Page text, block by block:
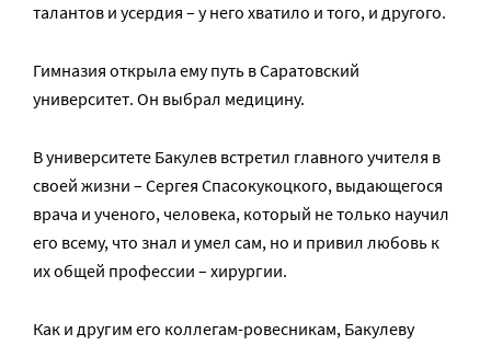
талантов и усердия – у него хватило и того, и другого.
Гимназия открыла ему путь в Саратовский
университет. Он выбрал медицину.
В университете Бакулев встретил главного учителя в
своей жизни – Сергея Спасокукоцкого, выдающегося
врача и ученого, человека, который не только научил
его всему, что знал и умел сам, но и привил любовь к
их общей профессии – хирургии.
Как и другим его коллегам-ровесникам, Бакулеву